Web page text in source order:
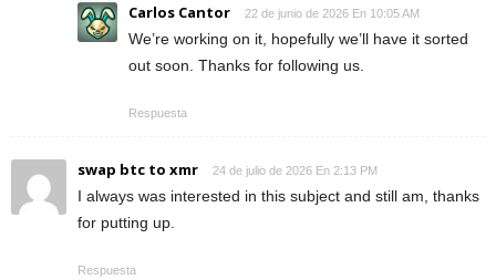
Carlos Cantor 22 de junio de 2026 En 10:05 AM
We’re working on it, hopefully we’ll have it sorted
out soon. Thanks for following us.
Respuesta
swap btc to xmr 24 de julio de 2026 En 2:13 PM
I always was interested in this subject and still am, thanks
for putting up.
Respuesta